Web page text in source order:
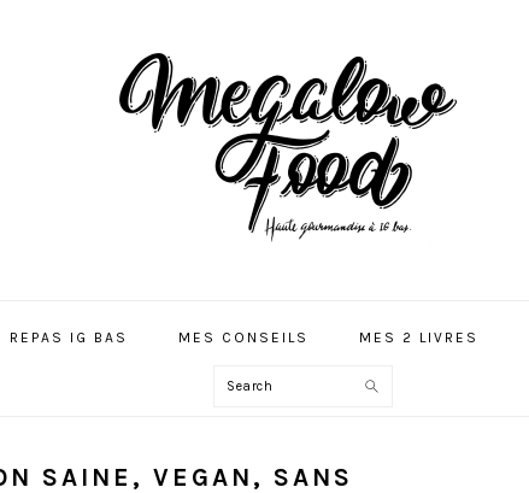
REPAS IG BAS MES CONSEILS MES 2 LIVRES
Search
SAINE, VEGAN, SANS